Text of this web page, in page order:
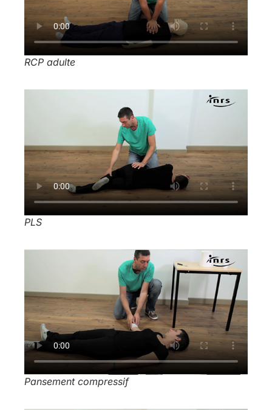
RCP adulte
PLS
Pansement compressif